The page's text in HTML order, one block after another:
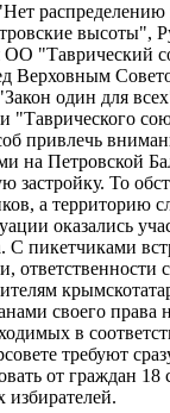
"Таврический
Верховным
один для
на Петровской
То
а территорию
оказались
пикетчиками
своего права
в
требуют
от граждан
избирателей.